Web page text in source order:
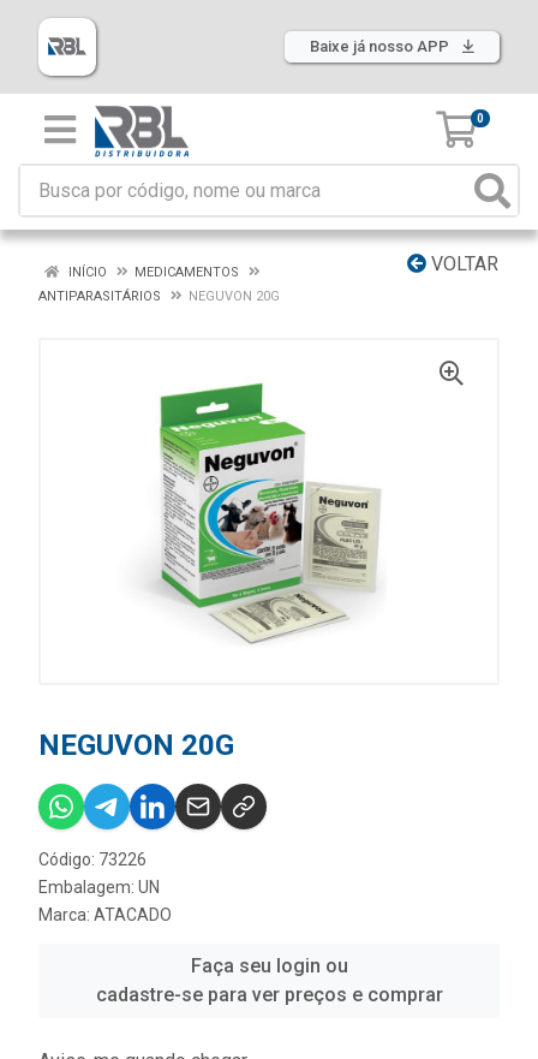
Baixe já nosso APP
0
VOLTAR
INÍCIO
MEDICAMENTOS
ANTIPARASITÁRIOS
NEGUVON 20G
NEGUVON 20G
Código: 73226
Embalagem: UN
Marca: ATACADO
Faça seu login ou
cadastre-se para ver preços e comprar